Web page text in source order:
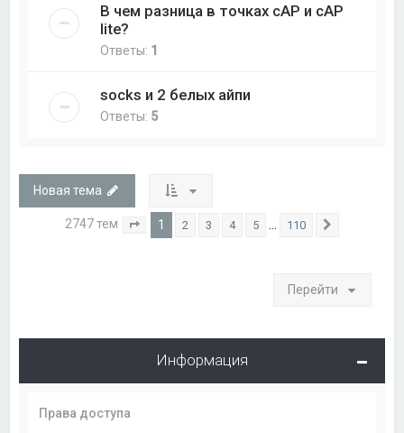
В чем разница в точках cAP и cAP
lite?
Ответы: 1
socks и 2 белых айпи
Ответы: 5
Новая тема
2747 тем Страница из 110
1 2 3 4 5 110
Перейти
Информация
Права доступа